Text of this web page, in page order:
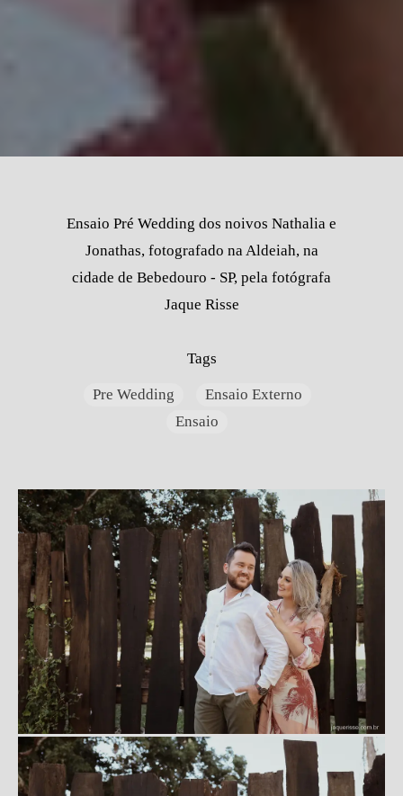
Ensaio Pré Wedding dos noivos Nathalia e
Jonathas, fotografado na Aldeiah, na
cidade de Bebedouro - SP, pela fotógrafa
Jaque Risse
Tags
Pre Wedding
Ensaio Externo
Ensaio